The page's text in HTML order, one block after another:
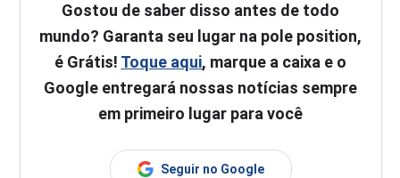
Gostou de saber disso antes de todo
mundo? Garanta seu lugar na pole position,
é Grátis! Toque aqui, marque a caixa e o
Google entregará nossas notícias sempre
em primeiro lugar para você
Seguir no Google